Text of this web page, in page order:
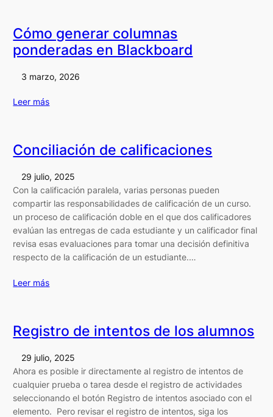
Cómo generar columnas
ponderadas en Blackboard
3 marzo, 2026
Leer más
Conciliación de calificaciones
29 julio, 2025
Con la calificación paralela, varias personas pueden
compartir las responsabilidades de calificación de un curso.
un proceso de calificación doble en el que dos calificadores
evalúan las entregas de cada estudiante y un calificador final
revisa esas evaluaciones para tomar una decisión definitiva
respecto de la calificación de un estudiante.…
Leer más
Registro de intentos de los alumnos
29 julio, 2025
Ahora es posible ir directamente al registro de intentos de
cualquier prueba o tarea desde el registro de actividades
seleccionando el botón Registro de intentos asociado con el
elemento. Pero revisar el registro de intentos, siga los